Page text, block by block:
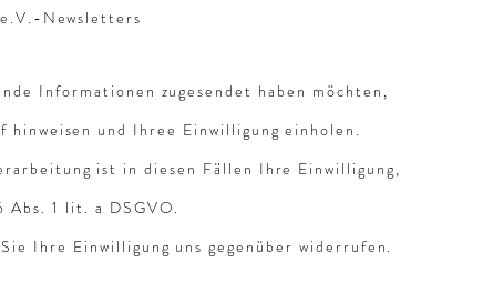
Newsletters
Informationen zugesendet haben möchten,
hinweisen und Ihree Einwilligung einholen.
ist in diesen Fällen Ihre Einwilligung,
Abs. 1 lit. a DSGVO.
Ihre Einwilligung uns gegenüber widerrufen.